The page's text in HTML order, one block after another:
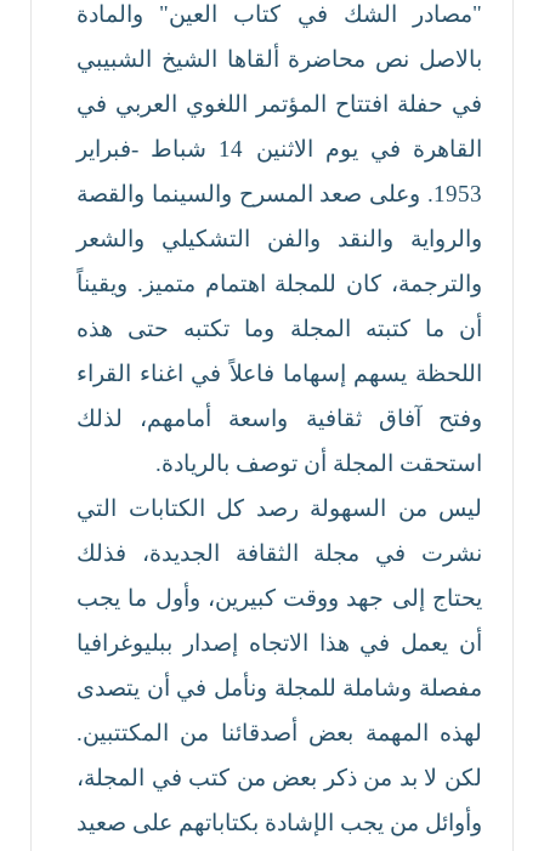
"مصادر الشك في كتاب العين" والمادة
بالاصل نص محاضرة ألقاها الشيخ الشبيبي
في حفلة افتتاح المؤتمر اللغوي العربي في
القاهرة في يوم الاثنين 14 شباط -فبراير
1953. وعلى صعد المسرح والسينما والقصة
والرواية والنقد والفن التشكيلي والشعر
والترجمة، كان للمجلة اهتمام متميز. ويقيناً
أن ما كتبته المجلة وما تكتبه حتى هذه
اللحظة يسهم إسهاما فاعلاً في اغناء القراء
وفتح آفاق ثقافية واسعة أمامهم، لذلك
استحقت المجلة أن توصف بالريادة.
ليس من السهولة رصد كل الكتابات التي
نشرت في مجلة الثقافة الجديدة، فذلك
يحتاج إلى جهد ووقت كبيرين، وأول ما يجب
أن يعمل في هذا الاتجاه إصدار ببليوغرافيا
مفصلة وشاملة للمجلة ونأمل في أن يتصدى
لهذه المهمة بعض أصدقائنا من المكتتبين.
لكن لا بد من ذكر بعض من كتب في المجلة،
وأوائل من يجب الإشادة بكتاباتهم على صعيد